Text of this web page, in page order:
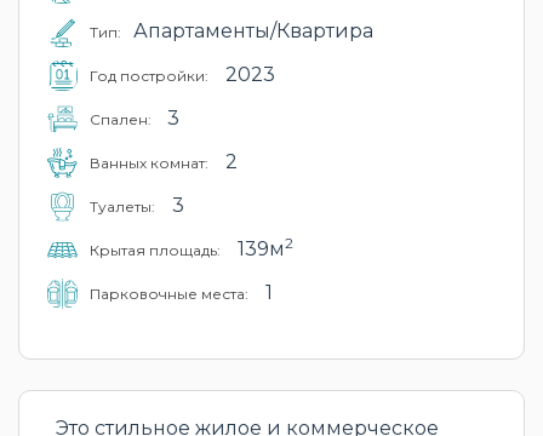
Тип: Апартаменты/Квартира
Год постройки: 2023
Cпален: 3
Ванных комнат: 2
Туалеты: 3
Крытая площадь: 139м2
Парковочные места: 1
Это стильное жилое и коммерческое